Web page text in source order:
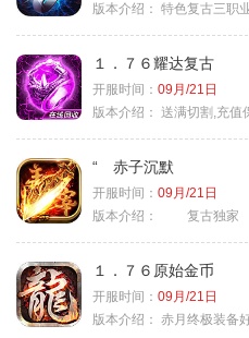
版本介绍： 特色复古三职
１．７６耀达复古
开服时间： 09月/21日
版本介绍： 送满切割,充值保
“ 赤子沉默
开服时间： 09月/21日
版本介绍：
复古独
１．７６原始金币
开服时间： 09月/21日
版本介绍： 赤月终极装备